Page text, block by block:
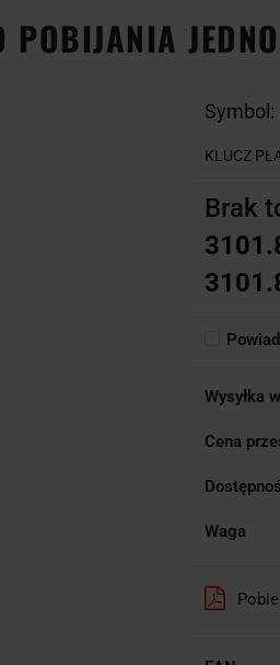
Symbol:
KLUCZ
Brak
Wysyłka
Cena
Waga